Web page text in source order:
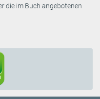
die im Buch angebotenen